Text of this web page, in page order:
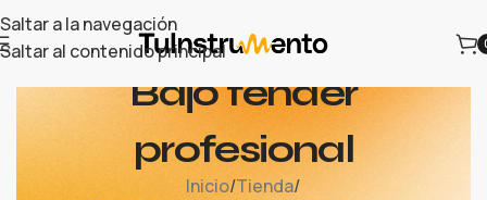
Saltar a la navegación
Saltar al contenido principal
Bajo fender
profesional
Inicio/Tienda/